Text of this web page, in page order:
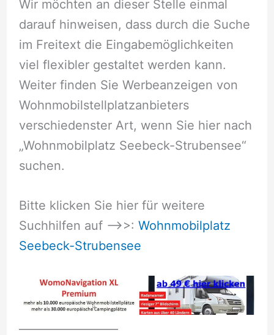
Wir möchten an dieser Stelle einmal
darauf hinweisen, dass durch die Suche
im Freitext die Eingabemöglichkeiten
viel flexibler gestaltet werden kann.
Weiter finden Sie Werbeanzeigen von
Wohnmobilstellplatzanbieters
verschiedenster Art, wenn Sie hier nach
„Wohnmobilplatz Seebeck-Strubensee“
suchen.
Bitte klicken Sie hier für weitere
Suchhilfen auf –>>: Wohnmobilplatz
Seebeck-Strubensee